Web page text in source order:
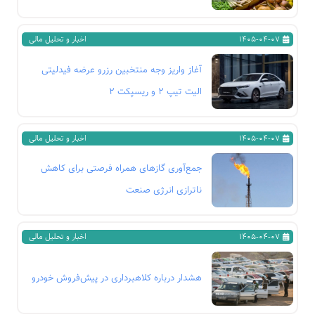
1405-04-07 اخبار و تحلیل مالی
آغاز واریز وجه منتخبین رزرو عرضه فیدلیتی
الیت تیپ ۲ و ریسپکت ۲
1405-04-07 اخبار و تحلیل مالی
جمع‌آوری گازهای همراه فرصتی برای کاهش
ناترازی انرژی صنعت
1405-04-07 اخبار و تحلیل مالی
هشدار درباره کلاهبرداری در پیش‌فروش خودرو